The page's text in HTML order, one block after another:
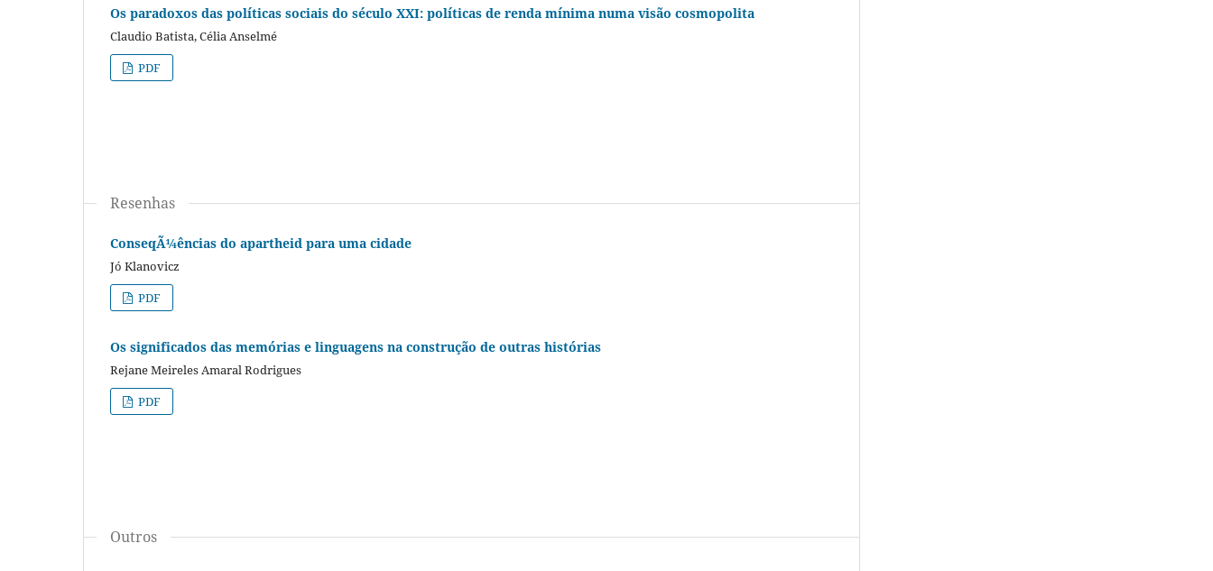
Os paradoxos das políticas sociais do século XXI: políticas de renda mínima numa visão cosmopolita
Claudio Batista, Célia Anselmé
PDF
Resenhas
ConseqÃ¼ências do apartheid para uma cidade
Jó Klanovicz
PDF
Os significados das memórias e linguagens na construção de outras histórias
Rejane Meireles Amaral Rodrigues
PDF
Outros